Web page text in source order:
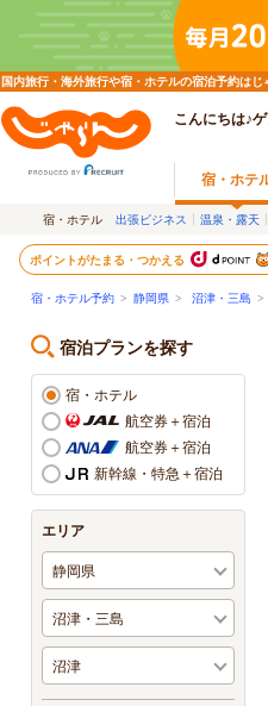
国内旅行・海外旅行や宿・ホテルの宿泊予約は
こんにちは♪
宿・ホテ
宿・ホテル 出張ビジネス 温泉・露天
ポイントがたまる・つかえる
宿・ホテル予約 > 静岡県 > 沼津・三島 >
宿泊プランを探す
宿・ホテル
航空券＋宿泊
航空券＋宿泊
新幹線・特急＋宿泊
エリア